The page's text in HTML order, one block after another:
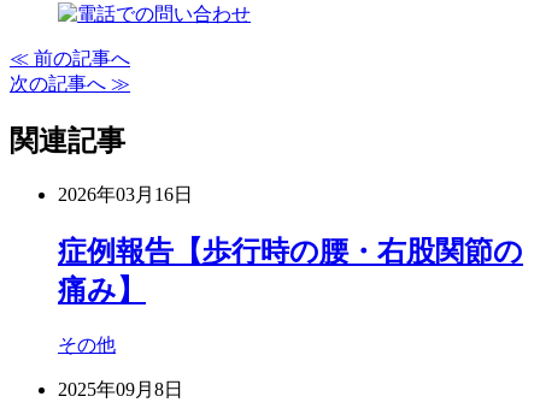
≪ 前の記事へ
次の記事へ ≫
関連記事
2026年03月16日
症例報告【歩行時の腰・右股関節の
痛み】
その他
2025年09月8日